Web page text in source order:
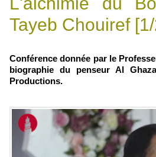
Tayeb Chouiref
Conférence donnée par le
biographie du penseur Al
Productions.